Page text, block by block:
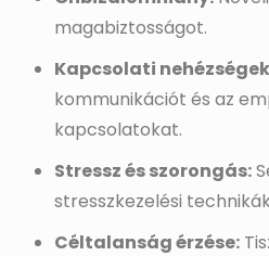
magabiztosságot.
Kapcsolati
kommunikációt és az
kapcsolatokat.
Stressz és szorongás:
stresszkezelési
Céltalanság érzése: